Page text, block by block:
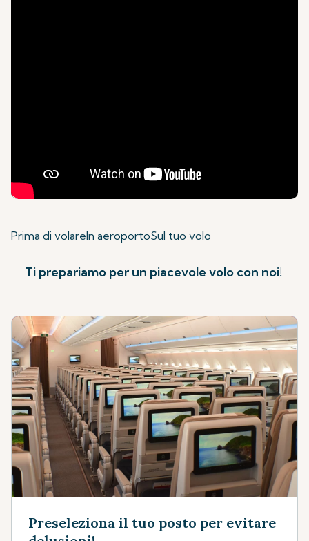
Prima di volareIn aeroportoSul tuo volo
Ti prepariamo per un piacevole volo con noi!
Preseleziona il tuo posto per evitare